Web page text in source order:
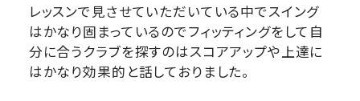
レッスンで見させていただいている中でスイング
はかなり固まっているのでフィッティングをして自
分に合うクラブを探すのはスコアアップや上達に
はかなり効果的と話しておりました。